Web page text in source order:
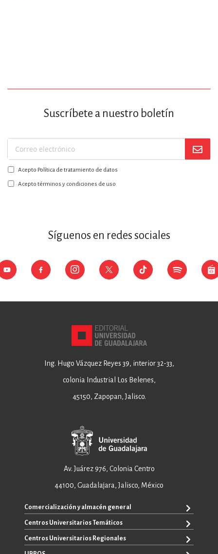
Suscríbete a nuestro boletín
Suscríbase
a
nuestro
boletín:
Acepto Política de tratamiento de datos
Acepto términos y condiciones de uso
Síguenos en redes sociales
Ing. Hugo Vázquez Reyes 39, interior 32-33,
colonia Industrial Los Belenes,
45150, Zapopan, Jalisco.
Av. Juárez 976, Colonia Centro
44100, Guadalajara, Jalisco, México
Comercialización y almacén general
+52 33 3640 6326
+52 33 3640 4595
Centros Universitarios Temáticos
CUAAD
CUCEA
Centros Universitarios Regionales